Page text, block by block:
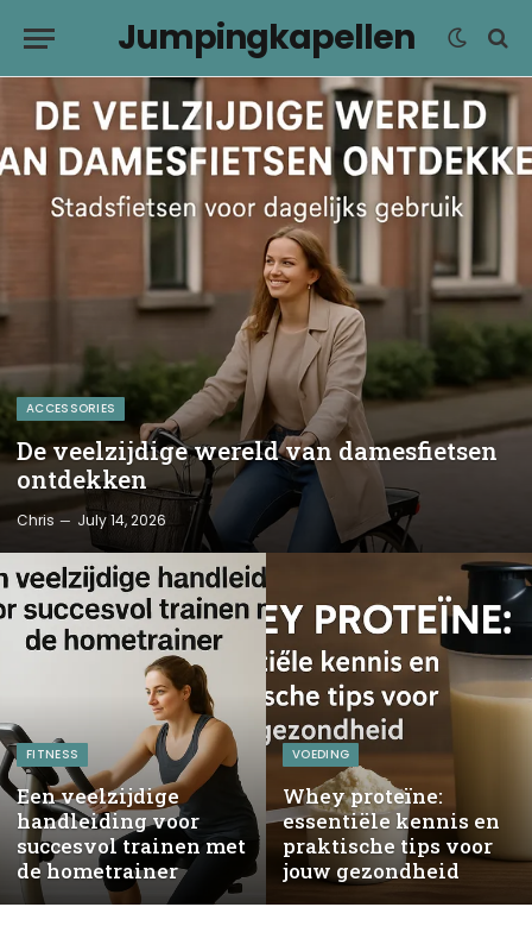
Jumpingkapellen
ACCESSORIES
De veelzijdige wereld van damesfietsen
ontdekken
Chris July 14, 2026
FITNESS
Een veelzijdige
handleiding voor
succesvol trainen met
de hometrainer
VOEDING
Whey proteïne:
essentiële kennis en
praktische tips voor
jouw gezondheid